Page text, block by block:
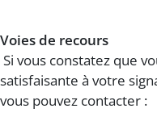
Voies de recours
Si vous constatez que
satisfaisante à votre
vous pouvez contacter :